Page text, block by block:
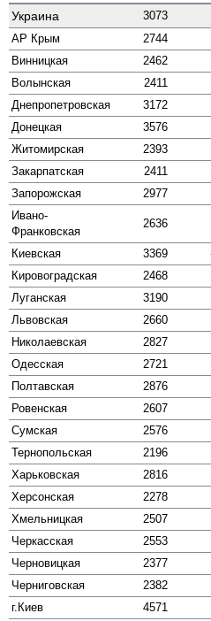
Украина 3073
АР Крым 2744
Винницкая 2462
Волынская 2411
Днепропетровская 3172
Донецкая 3576
Житомирская 2393
Закарпатская 2411
Запорожская 2977
Ивано-
Франковская
2636
Киевская 3369
Кировоградская 2468
Луганская 3190
Львовская 2660
Николаевская 2827
Одесская 2721
Полтавская 2876
Ровенская 2607
Сумская 2576
Тернопольская 2196
Харьковская 2816
Херсонская 2278
Хмельницкая 2507
Черкасская 2553
Черновицкая 2377
Черниговская 2382
г.Киев 4571